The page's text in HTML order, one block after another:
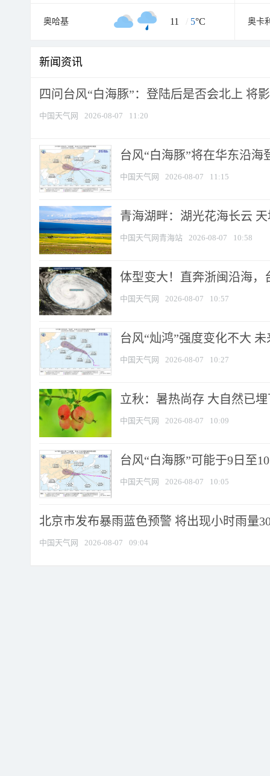
奥哈基 11 / 5°C 奥卡
新闻资讯
四问台风“白海豚”：登陆后是否会北上 将
中国天气网 2026-08-07 11:20
台风“白海豚”将在华东沿
中国天气网 2026-08-07 11:15
青海湖畔：湖光花海长云
中国天气网青海站 2026-08-07 10:58
体型变大！直奔浙闽沿海，
中国天气网 2026-08-07 10:57
台风“灿鸿”强度变化不大
中国天气网 2026-08-07 10:27
立秋：暑热尚存 大自然已
中国天气网 2026-08-07 10:09
台风“白海豚”可能于9日至
中国天气网 2026-08-07 10:05
北京市发布暴雨蓝色预警 将出现小时雨量
中国天气网 2026-08-07 09:04